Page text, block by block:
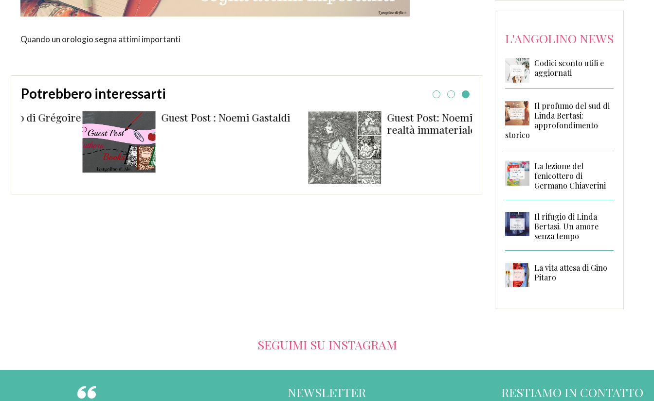
Quando un orologio segna attimi importanti
Potrebbero interessarti
Guest Post : Noemi Gastaldi
Guest Post: Noemi Gastaldi e la
realtà immateriale
Le cose che non ho
Delacourt
L'ANGOLINO NEWS
Codici sconto utili e
aggiornati
Il profumo del sud di
Linda Bertasi:
approfondimento
storico
La lezione del
fenicottero di
Germano Chiaverini
Il rifugio di Linda
Bertasi. Un amore
senza tempo
La vita attesa di Gino
Pitaro
SEGUIMI SU INSTAGRAM
NEWSLETTER RESTIAMO IN CONTATTO